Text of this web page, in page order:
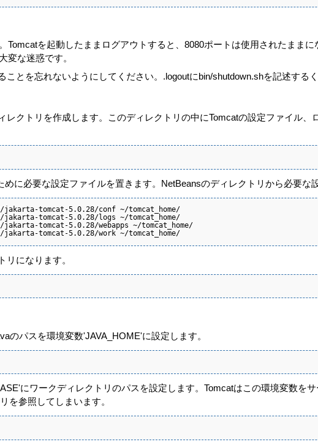
Tomcatを起動したままログアウトすると、8080ポートは使用されたまま
変な迷惑です。
ことを忘れないようにしてください。.logoutにbin/shutdown.shを記述する
クトリを作成します。このディレクトリの中にTomcatの設定ファイル、
に必要な設定ファイルを置きます。NetBeansのディレクトリから必要な
tomcat-5.0.28/conf ~/tomcat_home/
tomcat-5.0.28/logs ~/tomcat_home/
tomcat-5.0.28/webapps ~/tomcat_home/
tomcat-5.0.28/work ~/tomcat_home/
リになります。
のパスを環境変数'JAVA_HOME'に設定します。
にワークディレクトリのパスを設定します。Tomcatはこの環境変数を
を参照してしまいます。